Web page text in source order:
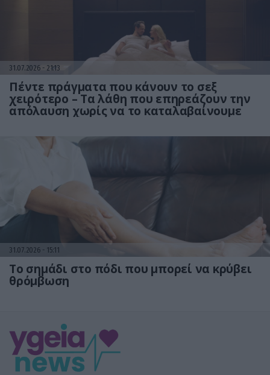
31.07.2026 21:13
Πέντε πράγματα που κάνουν το σεξ
χειρότερο – Τα λάθη που επηρεάζουν την
απόλαυση χωρίς να το καταλαβαίνουμε
31.07.2026 15:11
Το σημάδι στο πόδι που μπορεί να κρύβει
θρόμβωση